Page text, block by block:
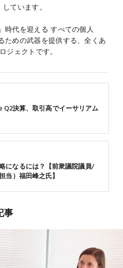
ています。
時代を迎える すべての個人
ための武器を提供する、全くあ
ジェクトです。
になるには？【前衆議院議員/
当）福田峰之氏】
Q2決算、取引高でイーサリアム
事